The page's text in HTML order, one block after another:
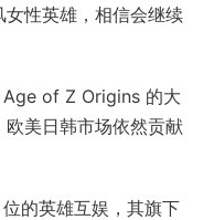
性英雄，相信会继续
Age of Z Origins 的大
美日韩市场依然贡献
的英雄互娱，其旗下